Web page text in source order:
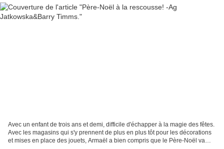
Avec un enfant de trois ans et demi, difficile d'échapper à la magie des fêtes.
Avec les magasins qui s'y prennent de plus en plus tôt pour les décorations
et mises en place des jouets, Armaël a bien compris que le Père-Noël va